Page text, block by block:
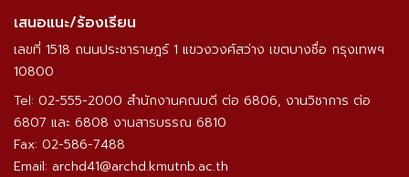
เสนอแนะ/ร้องเรียน
เลขที่ 1518 ถนนประชาราษฎร์ 1 แขวงวงศ์สว่าง เขตบางซื่อ กรุงเทพฯ
10800
Tel: 02-555-2000 สำนักงานคณบดี ต่อ 6806, งานวิชาการ ต่อ
6807 และ 6808 งานสารบรรณ 6810
Fax: 02-586-7488
Email: archd41@archd.kmutnb.ac.th